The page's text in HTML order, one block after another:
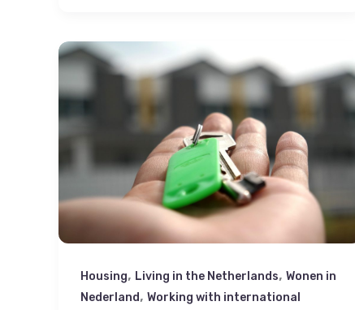
Housing, Living in the Netherlands, Wonen in
Nederland, Working with international